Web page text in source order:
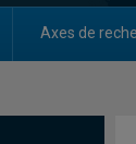
Axes de